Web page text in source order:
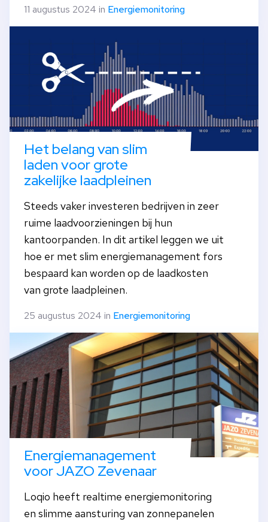
11 augustus 2024 in Energiemonitoring
Het belang van slim
laden voor grote
zakelijke laadpleinen
Steeds vaker investeren bedrijven in zeer
ruime laadvoorzieningen bij hun
kantoorpanden. In dit artikel leggen we uit
hoe er met slim energiemanagement fors
bespaard kan worden op de laadkosten
van grote laadpleinen.
25 augustus 2024 in Energiemonitoring
Energiemanagement
voor JAZO Zevenaar
Loqio heeft realtime energiemonitoring
en slimme aansturing van zonnepanelen